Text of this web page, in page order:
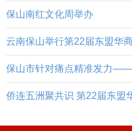
保山南红文化周举办
云南保山举行第22届东盟华
保山市针对痛点精准发力——
侨连五洲聚共识 第22届东盟